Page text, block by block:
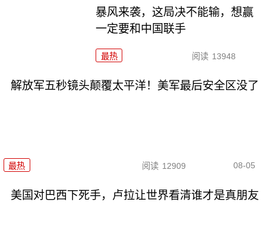
暴风来袭，这局决不能输，想赢
一定要和中国联手
最热 阅读 13948
解放军五秒镜头颠覆太平洋！美军最后安全区没了
最热 阅读 12909 08-05
美国对巴西下死手，卢拉让世界看清谁才是真朋友